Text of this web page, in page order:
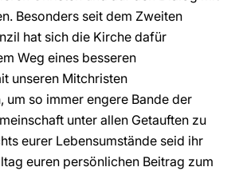
Besonders seit dem Zweiten
hat sich die Kirche dafür
Weg eines besseren
unseren Mitchristen
um so immer engere Bande der
unter allen Getauften zu
eurer Lebensumstände seid ihr
euren persönlichen Beitrag zum